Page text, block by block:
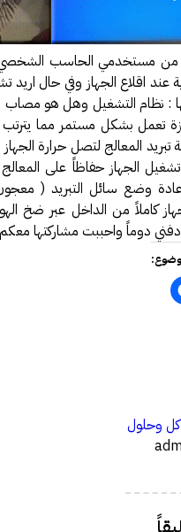
ام خيال !!!
مصمم شعارات قوقل الجميلة‏
الإنترنت بواسطة الكهرباء
GMail Drive
من مستخدمي الحاسب الشخصي
عند اقلاع الجهاز وفي حال
: نظام التشغيل وهل هو مصاب
تعمل بشكل مستمر مما يترتب
تشغيل الجهاز حفاظاً على
وضع سائل التبريد (
كاملاً من الداخل عبر ضخ
دوماً واحببت مشاركتها معكم
وحلول